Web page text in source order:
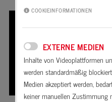
COOKIEINFORMATIONEN
EXTERNE MEDIEN
Inhalte von Videoplattformen
werden standardmäßig
Medien akzeptiert werden,
keiner manuellen Zustimmung
persönliche Daten an
von
Video von